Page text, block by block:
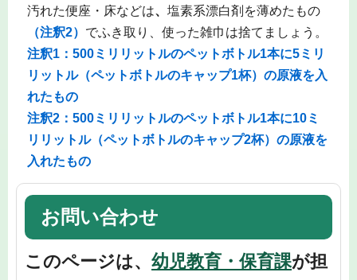
汚れた便座・床などは、 塩素系漂白剤を薄めたもの
（注釈2） でふき取り、使った雑巾は捨てましょう。
注釈1：500ミリリットルのペットボトル1本に5ミリ
リットル（ペットボトルのキャップ1杯）の原液を入
れたもの
注釈2：500ミリリットルのペットボトル1本に10ミ
リリットル（ペットボトルのキャップ2杯）の原液を
入れたもの
お問い合わせ
このページは、 幼児教育・保育課が担